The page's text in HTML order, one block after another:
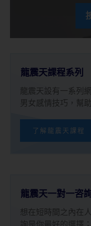
龍震天課程系列
龍震天設有一系列
男女感情技巧，幫
了解龍震天課程
龍震天一對一咨
想在短時間之內在